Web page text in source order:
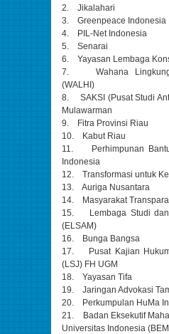
2. Jikalahari
3. Greenpeace Indonesia
4. PIL-Net Indonesia
5. Senarai
6. Yayasan Lembaga
7. Wahana
(WALHI)
8. SAKSI (Pusat Studi
Mulawarman
9. Fitra Provinsi Riau
10. Kabut Riau
11. Perhimpunan
Indonesia
12. Transformasi untuk
13. Auriga Nusantara
14. Masyarakat
15. Lembaga Studi dan
(ELSAM)
16. Bunga Bangsa
17. Pusat Kajian
(LSJ) FH UGM
18. Yayasan Tifa
19. Jaringan Advokasi
20. Perkumpulan HuMa
21. Badan Eksekutif
Universitas Indonesia